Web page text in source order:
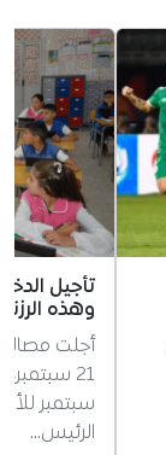
وهذه
أجلت مصالح
سبتمبر
الرئيس…